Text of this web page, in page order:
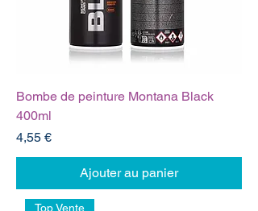
Bombe de peinture Montana Black
400ml
Prix
4,55 €
Ajouter au panier
Top Vente